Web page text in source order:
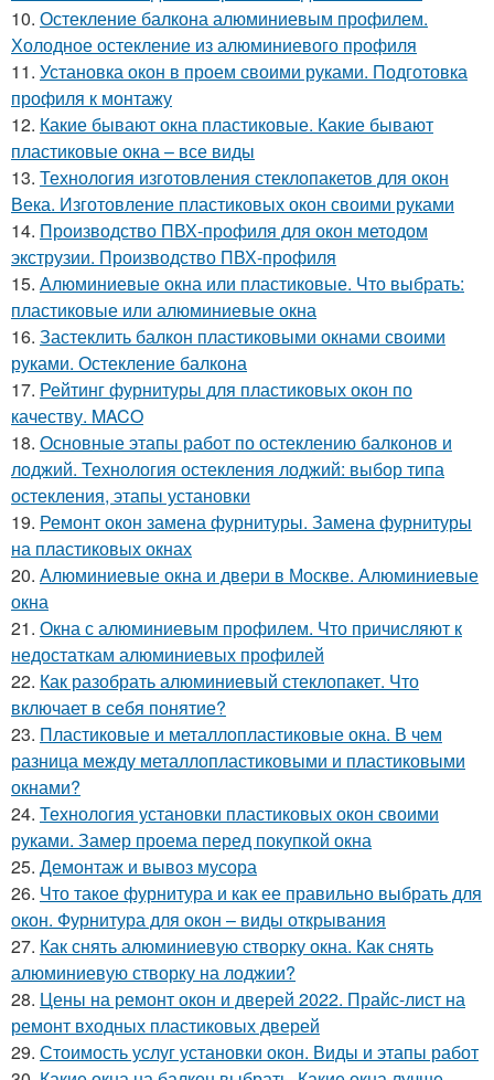
10. Остекление балкона алюминиевым профилем.
Холодное остекление из алюминиевого профиля
11. Установка окон в проем своими руками. Подготовка
профиля к монтажу
12. Какие бывают окна пластиковые. Какие бывают
пластиковые окна – все виды
13. Технология изготовления стеклопакетов для окон
Века. Изготовление пластиковых окон своими руками
14. Производство ПВХ-профиля для окон методом
экструзии. Производство ПВХ-профиля
15. Алюминиевые окна или пластиковые. Что выбрать:
пластиковые или алюминиевые окна
16. Застеклить балкон пластиковыми окнами своими
руками. Остекление балкона
17. Рейтинг фурнитуры для пластиковых окон по
качеству. MACO
18. Основные этапы работ по остеклению балконов и
лоджий. Технология остекления лоджий: выбор типа
остекления, этапы установки
19. Ремонт окон замена фурнитуры. Замена фурнитуры
на пластиковых окнах
20. Алюминиевые окна и двери в Москве. Алюминиевые
окна
21. Окна с алюминиевым профилем. Что причисляют к
недостаткам алюминиевых профилей
22. Как разобрать алюминиевый стеклопакет. Что
включает в себя понятие?
23. Пластиковые и металлопластиковые окна. В чем
разница между металлопластиковыми и пластиковыми
окнами?
24. Технология установки пластиковых окон своими
руками. Замер проема перед покупкой окна
25. Демонтаж и вывоз мусора
26. Что такое фурнитура и как ее правильно выбрать для
окон. Фурнитура для окон – виды открывания
27. Как снять алюминиевую створку окна. Как снять
алюминиевую створку на лоджии?
28. Цены на ремонт окон и дверей 2022. Прайс-лист на
ремонт входных пластиковых дверей
29. Стоимость услуг установки окон. Виды и этапы работ